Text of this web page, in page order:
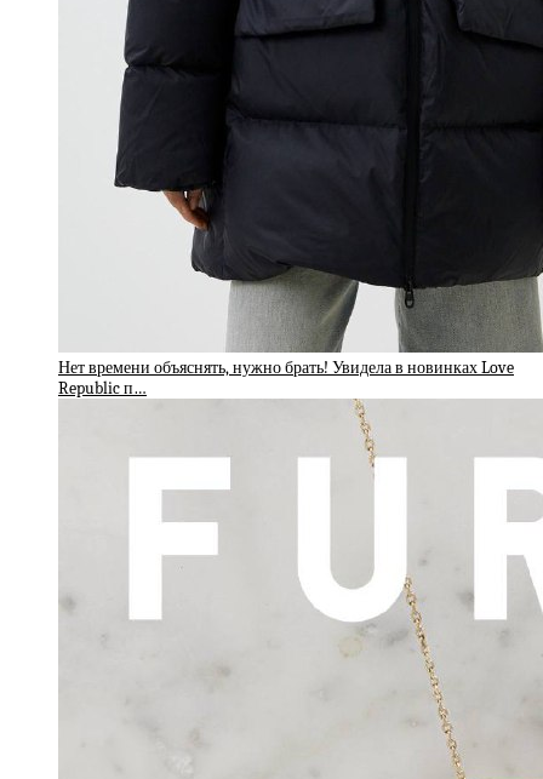
Нет времени объяснять, нужно брать! Увидела в новинках Love
Republic п…